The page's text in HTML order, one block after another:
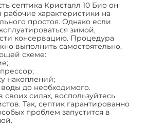
септика Кристалл 10 Био он
рабочие характеристики на
простоя. Однако если
зимой,
консервацию. Процедура
выполнить самостоятельно,
схеме:
накоплений;
до необходимого.
силах, воспользуйтесь
Так, септик гарантированно
проблем запустится в